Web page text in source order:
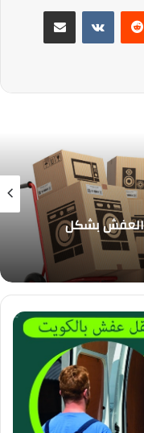
مشاركة عبر البريد
العفش بشكل